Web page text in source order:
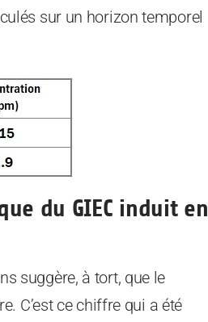
sur un horizon temporel
du GIEC induit en
suggère, à tort, que le
C’est ce chiffre qui a été